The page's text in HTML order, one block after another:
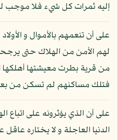
إليه ثمرات كل شيء فلا
على أن تنعمهم بالأموال و
لهم الأمن من الهلاك حتى
من قرية بطرت معيشتها أهلكها
فتلك مساكنهم لم تسكن من
على أن الذي يؤثرونه على اتباع
الدنيا العاجلة و لا يختاره عاقل